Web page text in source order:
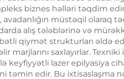
Maşını
biznes həlləri təqdim
müstəqil olaraq
alış tələblərinə və
qiymət strukturları əldə
saxlayırlar. Texniki
keyfiyyətli lazer epilyasiya
edir. Bu ixtisaslaşma